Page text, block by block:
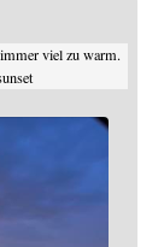
viel zu warm.